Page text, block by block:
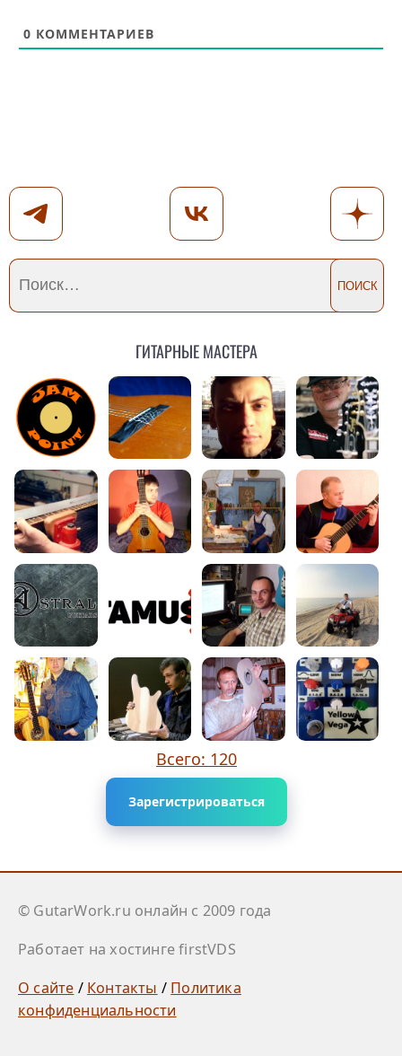
0 КОММЕНТАРИЕВ
Гитарные мастера
Всего: 120
Зарегистрироваться
© GutarWork.ru онлайн c 2009 года
Работает на хостинге firstVDS
О сайте / Контакты / Политика
конфиденциальности